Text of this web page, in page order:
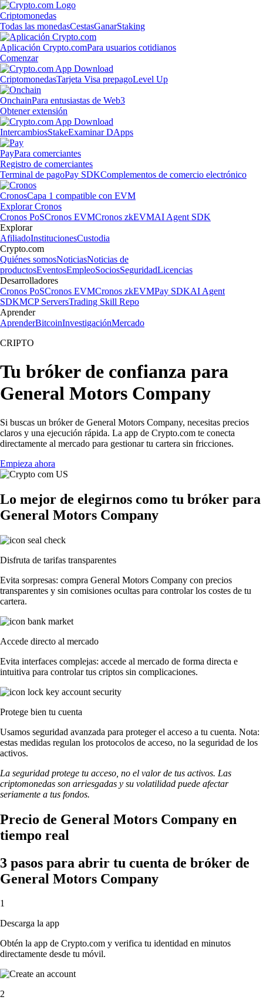
Criptomonedas
Todas las monedasCestasGanarStaking
Aplicación Crypto.comPara usuarios cotidianos
Comenzar
CriptomonedasTarjeta Visa prepagoLevel Up
OnchainPara entusiastas de Web3
Obtener extensión
IntercambiosStakeExaminar DApps
PayPara comerciantes
Registro de comerciantes
Terminal de pagoPay SDKComplementos de comercio electrónico
CronosCapa 1 compatible con EVM
Explorar Cronos
Cronos PoSCronos EVMCronos zkEVMAI Agent SDK
Explorar
AfiliadoInstitucionesCustodia
Crypto.com
Quiénes somosNoticiasNoticias de
productosEventosEmpleoSociosSeguridadLicencias
Desarrolladores
Cronos PoSCronos EVMCronos zkEVMPay SDKAI Agent
SDKMCP ServersTrading Skill Repo
Aprender
AprenderBitcoinInvestigaciónMercado
CRIPTO
Tu bróker de confianza para
General Motors Company
Si buscas un bróker de General Motors Company, necesitas precios
claros y una ejecución rápida. La app de Crypto.com te conecta
directamente al mercado para gestionar tu cartera sin fricciones.
Empieza ahora
Lo mejor de elegirnos como tu bróker para
General Motors Company
Disfruta de tarifas transparentes
Evita sorpresas: compra General Motors Company con precios
transparentes y sin comisiones ocultas para controlar los costes de tu
cartera.
Accede directo al mercado
Evita interfaces complejas: accede al mercado de forma directa e
intuitiva para controlar tus criptos sin complicaciones.
Protege bien tu cuenta
Usamos seguridad avanzada para proteger el acceso a tu cuenta. Nota:
estas medidas regulan los protocolos de acceso, no la seguridad de los
activos.
La seguridad protege tu acceso, no el valor de tus activos. Las
criptomonedas son arriesgadas y su volatilidad puede afectar
seriamente a tus fondos.
Precio de General Motors Company en
tiempo real
3 pasos para abrir tu cuenta de bróker de
General Motors Company
1
Descarga la app
Obtén la app de Crypto.com y verifica tu identidad en minutos
directamente desde tu móvil.
2